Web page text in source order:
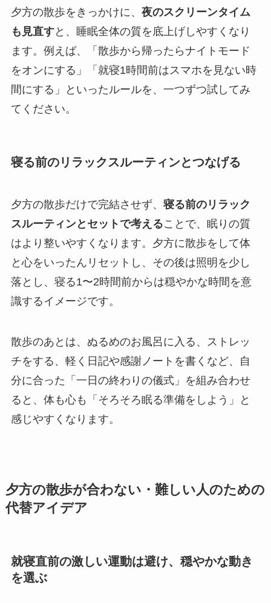
夕方の散歩をきっかけに、 夜のスクリーンタイム
も見直すと、睡眠全体の質を底上げしやすくなり
ます。例えば、「散歩から帰ったらナイトモード
をオンにする」「就寝1時間前はスマホを見ない時
間にする」といったルールを、一つずつ試してみ
てください。
寝る前のリラックスルーティンとつなげる
夕方の散歩だけで完結させず、 寝る前のリラック
スルーティンとセットで考えることで、眠りの質
はより整いやすくなります。夕方に散歩をして体
と心をいったんリセットし、その後は照明を少し
落とし、寝る1〜2時間前からは穏やかな時間を意
識するイメージです。
散歩のあとは、ぬるめのお風呂に入る、ストレッ
チをする、軽く日記や感謝ノートを書くなど、自
分に合った「一日の終わりの儀式」を組み合わせ
ると、体も心も「そろそろ眠る準備をしよう」と
感じやすくなります。
夕方の散歩が合わない・難しい人のための
代替アイデア
就寝直前の激しい運動は避け、穏やかな動き
を選ぶ